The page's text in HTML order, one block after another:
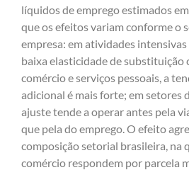
líquidos de emprego estimados
que os efeitos variam conforme o
empresa: em atividades
baixa elasticidade de
comércio e serviços pessoais, a
adicional é mais forte; em setores
ajuste tende a operar antes pela
que pela do emprego. O efeito
composição setorial brasileira, na
comércio respondem por parcela